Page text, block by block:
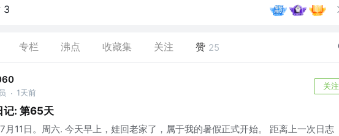
3
专栏 沸点 收藏集 关注 赞 25
· 1天前
关注
记: 第65天
月11日。周六. 今天早上，娃回老家了，属于我的暑假正式开始。 距离上一次日志